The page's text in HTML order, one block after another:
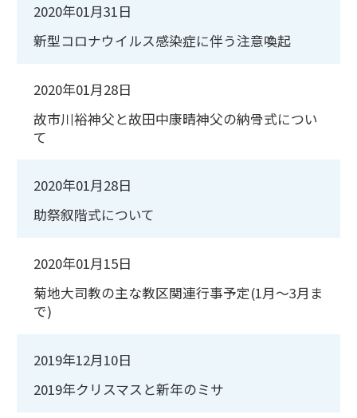
2020年01月31日
新型コロナウイルス感染症に伴う注意喚起
2020年01月28日
故市川裕神父と故田中康晴神父の納骨式につい
て
2020年01月28日
助祭叙階式について
2020年01月15日
菊地大司教の主な教区関連行事予定(1月～3月ま
で)
2019年12月10日
2019年クリスマスと新年のミサ